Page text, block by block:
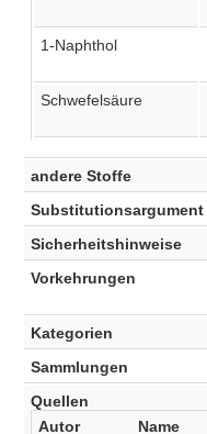
1-Naphthol
Schwefelsäure
andere Stoffe
Substitutionsargument
Sicherheitshinweise
Vorkehrungen
Kategorien
Sammlungen
Quellen
Autor
Name